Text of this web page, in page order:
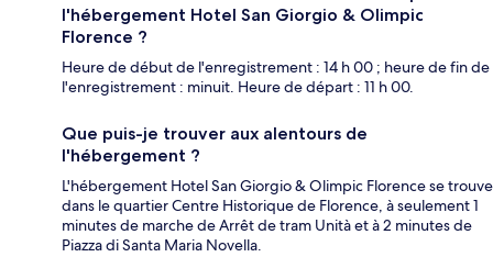
l'hébergement Hotel San Giorgio & Olimpic
Florence ?
Heure de début de l'enregistrement : 14 h 00 ; heure de fin de
l'enregistrement : minuit. Heure de départ : 11 h 00.
Que puis-je trouver aux alentours de
l'hébergement ?
L'hébergement Hotel San Giorgio & Olimpic Florence se trouve
dans le quartier Centre Historique de Florence, à seulement 1
minutes de marche de Arrêt de tram Unità et à 2 minutes de
Piazza di Santa Maria Novella.